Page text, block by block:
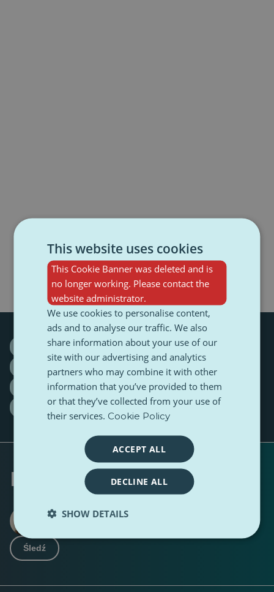
#desinformation #detection
#information
deepfake Europe
GenZ
Interview
jobs learn Podcast
PulseZ
romania skills
Napisany przez
Mădălina-Laura Mihai
Śledź
This website uses cookies
This Cookie Banner was deleted and is
no longer working. Please contact the
website administrator.
We use cookies to personalise content,
ads and to analyse our traffic. We also
share information about your use of our
site with our advertising and analytics
partners who may combine it with other
information that you’ve provided to them
or that they’ve collected from your use of
their services. Cookie Policy
ACCEPT ALL
DECLINE ALL
SHOW DETAILS